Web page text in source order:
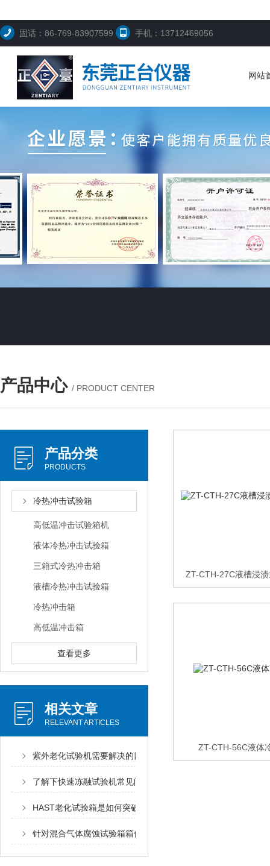
固话：86-769-83907599 手机：13712469056
网站
产品中心 / PRODUCT CENTER
产品分类
PRODUCTS
冷热冲击试验箱
高低温冲击试验箱机
液体冷热冲击试验箱
三箱式冷热冲击箱
液槽冷热冲击试验箱
冷热冲击箱
高低温冲击箱
查看更多
相关文章
RELEVANT ARTICLES
紫外老化试验机需要解决的四大问题
了解下快速冻融试验机常见问题的解决思路
HAST老化试验箱是如何突破技术封锁的？
针对混合气体腐蚀试验箱箱体构造说明
ZT-CTH-27C液槽浸
ZT-CTH-56C液体